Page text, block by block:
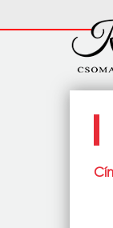
Fő